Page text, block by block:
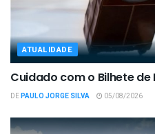
ATUALIDADE
Cuidado com o Bilhete
DEPAULO JORGE SILVA 05/08/2026